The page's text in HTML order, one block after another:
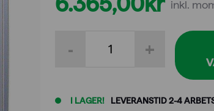
inkl.
I LAGER! LEVERANSTID 2-4
+
mängd
-